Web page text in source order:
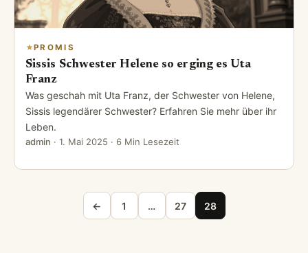
PROMIS
Sissis Schwester Helene so erging es Uta
Franz
Was geschah mit Uta Franz, der Schwester von Helene,
Sissis legendärer Schwester? Erfahren Sie mehr über ihr
Leben.
admin · 1. Mai 2025 · 6 Min Lesezeit
Seitennummerierung der Beiträge
← 1 … 27 28